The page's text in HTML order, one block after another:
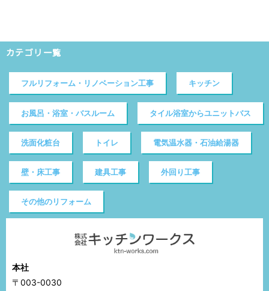
カテゴリ一覧
フルリフォーム・リノベーション工事 キッチン
お風呂・浴室・バスルーム タイル浴室からユニットバス
洗面化粧台 トイレ 電気温水器・石油給湯器
壁・床工事 建具工事 外回り工事
その他のリフォーム
本社
〒003-0030